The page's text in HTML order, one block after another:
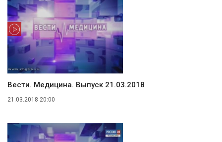
Вести. Медицина. Выпуск 21.03.2018
21.03.2018 20:00